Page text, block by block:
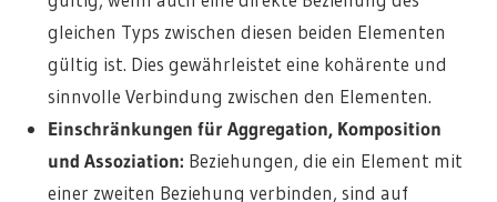
gleichen Typs zwischen diesen beiden Elementen
gültig ist. Dies gewährleistet eine kohärente und
sinnvolle Verbindung zwischen den Elementen.
Einschränkungen für Aggregation, Komposition
und Assoziation: Beziehungen, die ein Element mit
einer zweiten Beziehung verbinden, sind auf